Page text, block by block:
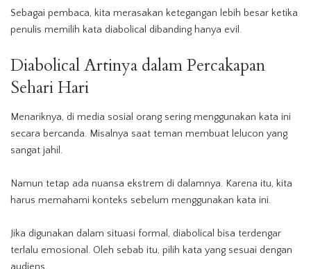
Sebagai pembaca, kita merasakan ketegangan lebih besar ketika
penulis memilih kata diabolical dibanding hanya evil.
Diabolical Artinya dalam Percakapan
Sehari Hari
Menariknya, di media sosial orang sering menggunakan kata ini
secara bercanda. Misalnya saat teman membuat lelucon yang
sangat jahil.
Namun tetap ada nuansa ekstrem di dalamnya. Karena itu, kita
harus memahami konteks sebelum menggunakan kata ini.
Jika digunakan dalam situasi formal, diabolical bisa terdengar
terlalu emosional. Oleh sebab itu, pilih kata yang sesuai dengan